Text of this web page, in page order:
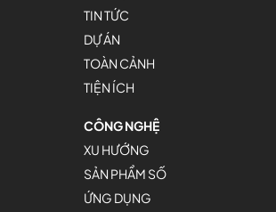
TIN TỨC
DỰ ÁN
TOÀN CẢNH
TIỆN ÍCH
CÔNG NGHỆ
XU HƯỚNG
SẢN PHẨM SỐ
ỨNG DỤNG